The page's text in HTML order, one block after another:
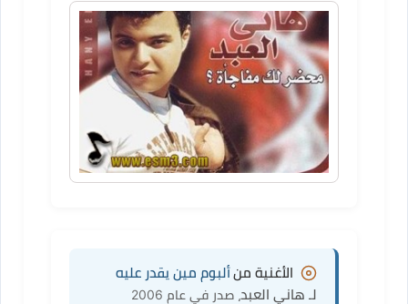
الأغنية منألبوم مين يقدر عليه
لـ هاني العبد ، صدر في عام 2006